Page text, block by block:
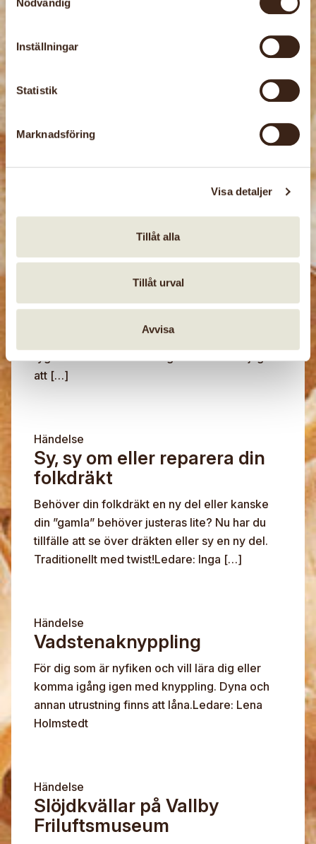
Inställningar
Statistik
Marknadsföring
Visa detaljer
Tillåt alla
Tillåt urval
Avvisa
Händelse
vävning och arbetar med textilier för kyrkligt
Händelse
Ecoprinting
Ecoprinting är en textil färgteknik där vi
tyg. Välkommen till en dag där du för möjlighet
att […]
Händelse
Sy, sy om eller reparera din
folkdräkt
Behöver din folkdräkt en ny del eller kanske
din ”gamla” behöver justeras lite? Nu har du
tillfälle att se över dräkten eller sy en ny del.
Traditionellt med twist!Ledare: Inga […]
Händelse
Vadstenaknyppling
För dig som är nyfiken och vill lära dig eller
komma igång igen med knyppling. Dyna och
annan utrustning finns att låna.Ledare: Lena
Holmstedt
Händelse
Slöjdkvällar på Vallby
Friluftsmuseum